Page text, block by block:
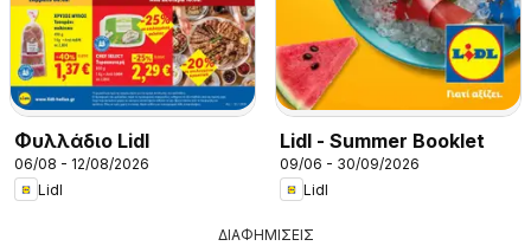
Φυλλάδιο Lidl
06/08 - 12/08/2026
Lidl
Lidl - Summer Booklet
09/06 - 30/09/2026
Lidl
ΔΙΑΦΗΜΙΣΕΙΣ